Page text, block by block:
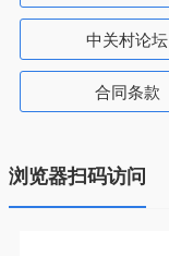
中关村论坛
合同条款
浏览器扫码访问